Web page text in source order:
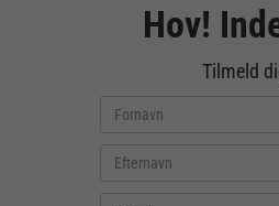
Hov!
Tilmeld